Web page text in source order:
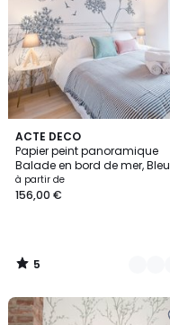
ACTE DECO
Papier peint panoramique
Balade en bord de mer, Bleu
225 x 250cm
à partir de
156,00 €
5
/
5
4
Couleurs
5
/